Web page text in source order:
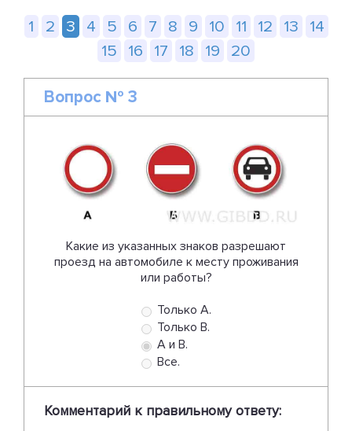
1 2 3 4 5 6 7 8 9 10 11 12 13
14
15
16 17 18 19 20
Вопрос № 3
Какие из указанных знаков разрешают
проезд на автомобиле к месту проживания
или работы?
Только А.
Только В.
А и В.
Все.
Комментарий к правильному ответу: